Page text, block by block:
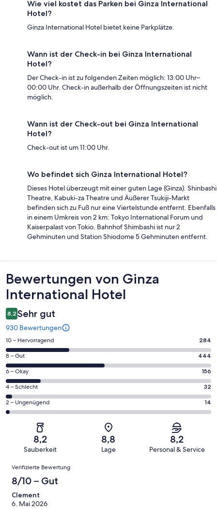
Wie viel kostet das Parken bei Ginza International
Hotel?
Ginza International Hotel bietet keine Parkplätze.
Wann ist der Check-in bei Ginza International
Hotel?
Der Check-in ist zu folgenden Zeiten möglich: 13:00 Uhr–
00:00 Uhr. Check-in außerhalb der Öffnungszeiten ist nicht
möglich.
Wann ist der Check-out bei Ginza International
Hotel?
Check-out ist um 11:00 Uhr.
Wo befindet sich Ginza International Hotel?
Dieses Hotel überzeugt mit einer guten Lage (Ginza). Shinbashi
Theatre, Kabuki-za Theatre und Äußerer Tsukiji-Markt
befinden sich zu Fuß nur eine Viertelstunde entfernt. Ebenfalls
in einem Umkreis von 2 km: Tokyo International Forum und
Kaiserpalast von Tokio. Bahnhof Shimbashi ist nur 2
Gehminuten und Station Shiodome 5 Gehminuten entfernt.
Bewertungen
Bewertungen von Ginza
International Hotel
8,2 Sehr gut
930 Bewertungen
284
von
insgesamt
930
Gästebewertungen
haben
eine
Bewertung
Hervorragend
10 – Hervorragend 284
444
von
insgesamt
930
Gästebewertungen
haben
Bewertung
Gut
8 – Gut 444
156
von
insgesamt
930
Gästebewertungen
Bewertung
Okay
6 – Okay 156
32
von
insgesamt
Gästebewertungen
von
Schlecht
4 – Schlecht 32
14
von
insgesamt
Gästebewertungen
haben
eine
Bewertung
von
2 – Ungenügend 14
8,2
Sauberkeit
8,8
Lage
8,2
Personal & Service
Bewertungen
Verifizierte Bewertung
8/10 – Gut
Clement
6. Mai 2026